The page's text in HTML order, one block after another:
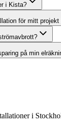
i Kista?
för mitt
på min
i